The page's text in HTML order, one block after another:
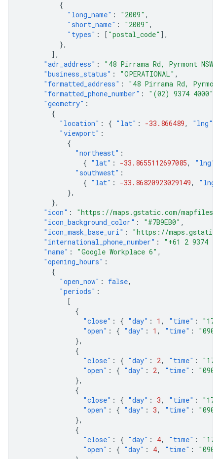
{
"long_name" : "2009" ,
"short_name" : "2009" ,
"types" : [ "postal_code" ],
},
],
"adr_address" : " 48 Pirrama Rd, Pyrmont NSW
"business_status" : "OPERATIONAL" ,
"formatted_address" :
"48 Pirrama Rd,
"formatted_phone_number" : "(02) 9374 4000"
"geometry" :
{
"location" : { "lat" : -33.866489, "lng"
"viewport" :
{
"northeast" :
{ "lat" : -33.8655112697085, "lng"
"southwest" :
{ "lat" : -33.86820923029149, "lng"
},
},
"icon" :
"https://maps.gstatic.com/mapfiles/
"icon_background_color" : "#7B9EB0" ,
"icon_mask_base_uri" :
"https://
"international_phone_number" :
"+61 2 9374
"name" : "Google Workplace 6" ,
"opening_hours" :
{
"open_now" : false,
"periods" :
[
{
"close" : { "day" : 1 , "time" :
"open" : { "day" : 1 , "time" :
},
{
"close" : { "day" : 2, "time" :
"open" : { "day" : 2, "time" :
},
{
"close" : { "day" : 3, "time" :
"open" : { "day" : 3, "time" :
},
{
"close" : { "day" : 4, "time" :
"open" : { "day" : 4, "time" :